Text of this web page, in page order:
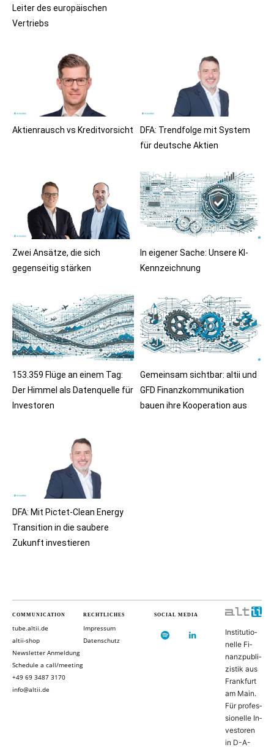
Leiter des europäischen
Vertriebs
Aktienrausch vs Kreditvorsicht
DFA: Trendfolge mit System
für deutsche Aktien
Zwei Ansätze, die sich
gegenseitig stärken
In eigener Sache: Unsere KI-
Kennzeichnung
153.359 Flüge an einem Tag:
Der Himmel als Datenquelle für
Investoren
Gemeinsam sichtbar: altii und
GFD Finanzkommunikation
bauen ihre Kooperation aus
DFA: Mit Pictet-Clean Energy
Transition in die saubere
Zukunft investieren
COMMUNICATION
tube.altii.de
altii-shop
Newsletter Anmeldung
Schedule a call/meeting
+49 69 3487 3170
info@altii.de
RECHTLICHES
Impressum
Datenschutz
SOCIAL MEDIA
In­sti­tu­ti­o­
nel­le Fi­
nanz­pu­bli­
zis­tik aus
Frank­furt
am Main.
Für pro­fes­
si­o­nel­le In­
ves­to­ren
in D-­A­-